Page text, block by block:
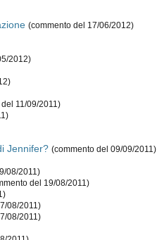
(commento del 17/06/2012)
2012)
11/09/2011)
Jennifer? (commento del 09/09/2011)
08/2011)
del 19/08/2011)
08/2011)
08/2011)